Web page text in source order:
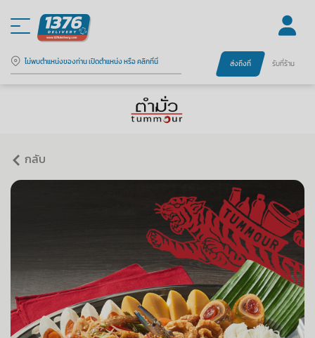
ไม่พบตำแหน่งของท่าน เปิดตำแหน่ง หรือ คลิกที่นี่ ส่งถึงที่ รับที่ร้าน
กลับ